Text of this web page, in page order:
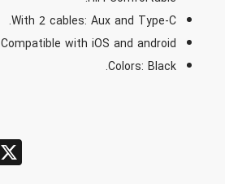
X
With 2 cables: Aux and Type-C.
Compatible with iOS and android.
Colors: Black.